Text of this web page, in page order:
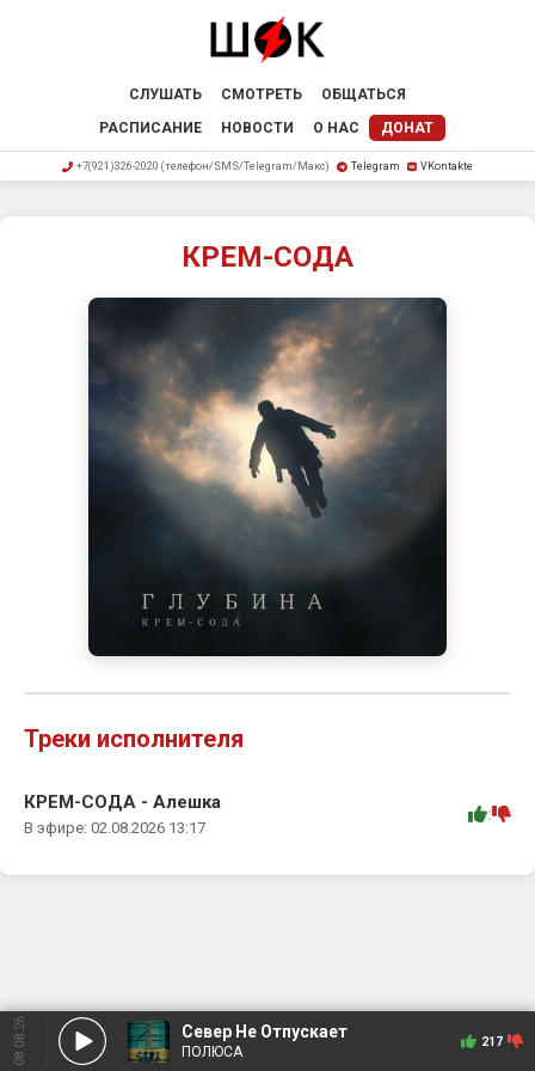
СЛУШАТЬ СМОТРЕТЬ
ОБЩАТЬСЯ
РАСПИСАНИЕ
НОВОСТИ О НАС ДОНАТ
+7(921)326-2020 (телефон/SMS/Telegram/Макс) Telegram VKontakte
КРЕМ-СОДА
Треки исполнителя
КРЕМ-СОДА - Алешка
В эфире: 02.08.2026 13:17
:
08.08.26 Север Не Отпускает
ПОЛЮСА
217